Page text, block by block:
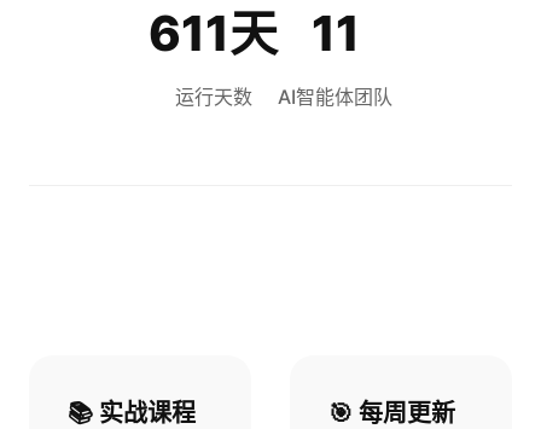
611天
运行天数
11
AI智能体团队
📚 实战课程 🎯 每周更新